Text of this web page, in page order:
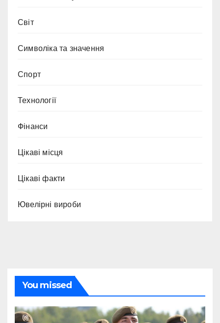
Світ
Символіка та значення
Спорт
Технології
Фінанси
Цікаві місця
Цікаві факти
Ювелірні вироби
You missed